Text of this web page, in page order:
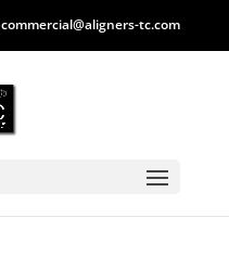
commercial@aligners-tc.com